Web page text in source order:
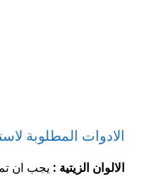
الادوات المطلوبة
الالوان الزيتية : يجب ان